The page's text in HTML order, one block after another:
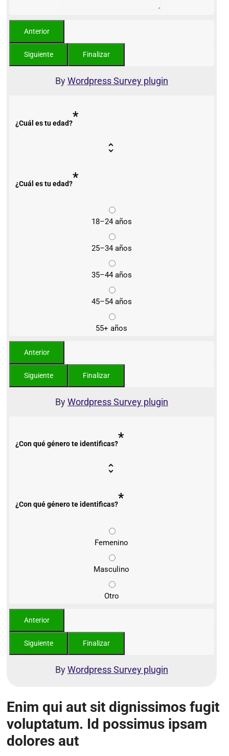
ByWordpress Survey plugin
¿Cuál es tu edad?*
¿Cuál es tu edad?*
18–24 años
25–34 años
35–44 años
45–54 años
55+ años
ByWordpress Survey plugin
¿Con qué género te identificas?*
¿Con qué género te identificas?*
Femenino
Masculino
Otro
ByWordpress Survey plugin
Enim qui aut sit dignissimos fugit
voluptatum. Id possimus ipsam
dolores aut